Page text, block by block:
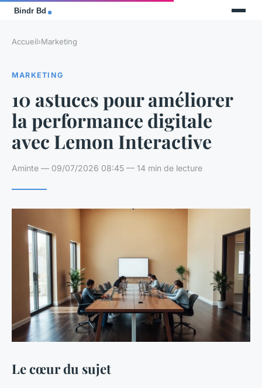
Accueil›Marketing
MARKETING
10 astuces pour améliorer
la performance digitale
avec Lemon Interactive
Aminte — 09/07/2026 08:45 — 14 min de lecture
Le cœur du sujet